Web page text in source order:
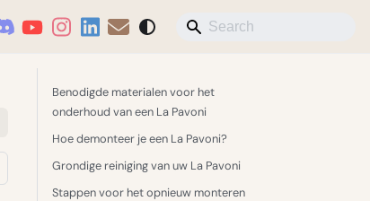
Benodigde materialen voor het
onderhoud van een La Pavoni
Hoe demonteer je een La Pavoni?
Grondige reiniging van uw La Pavoni
Stappen voor het opnieuw monteren